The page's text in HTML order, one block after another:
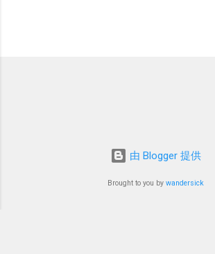
由 Blogger 提供
Brought to you by wandersick